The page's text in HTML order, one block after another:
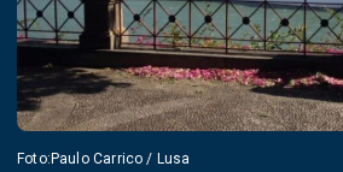
Foto:Paulo Carrico / Lusa